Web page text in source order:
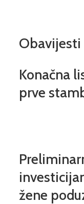
Obavijesti
Konačna
prve
žene